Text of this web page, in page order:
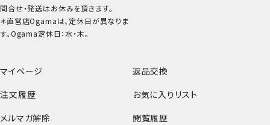
マイページ
返品交換
注文履歴
お気に入りリスト
メルマガ解除
閲覧履歴
問合せ・発送はお休みを頂きます。
＊直営店Ogamaは、定休日が異なりま
す。Ogama定休日：水・木。